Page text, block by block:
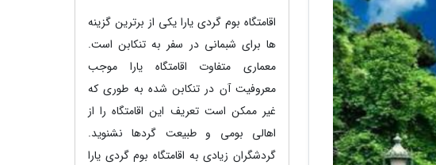
اقامتگاه بوم گردی یارا یکی از برترین گزینه
ها برای شبمانی در سفر به تنکابن است.
معماری متفاوت اقامتگاه یارا موجب
معروفیت آن در تنکابن شده به طوری که
غیر ممکن است تعریف این اقامتگاه را از
اهالی بومی و طبیعت گردها نشنوید.
گردشگران زیادی به اقامتگاه بوم گردی یارا